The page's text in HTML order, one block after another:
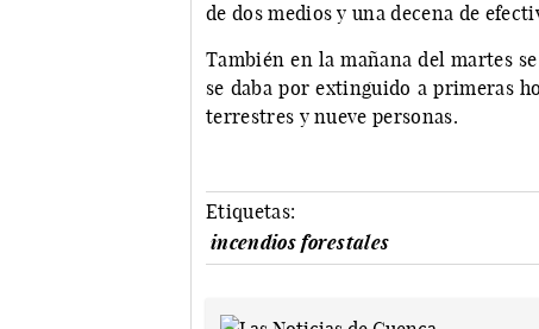
de dos medios y una decena de
También en la mañana del martes
se daba por extinguido a primeras
terrestres y nueve personas.
Etiquetas:
incendios forestales